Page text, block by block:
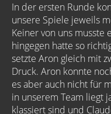
In der ersten Runde
unsere Spiele jeweils
Keiner von uns musste
hingegen hatte so
setzte Aron gleich mit
Druck. Aron konnte
es aber auch nicht für
in unserem Team liegt
klassiert sind und